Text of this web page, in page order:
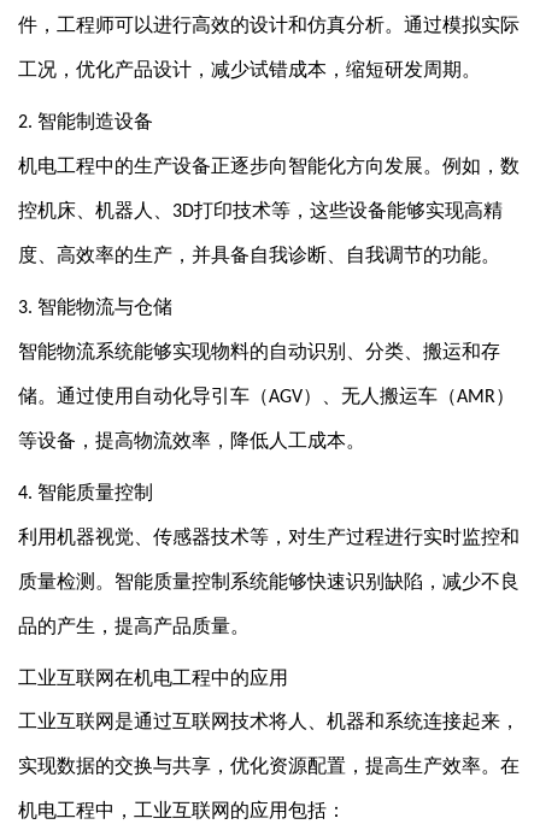
件，工程师可以进行高效的设计和仿真分析。通过模拟实际
工况，优化产品设计，减少试错成本，缩短研发周期。
2. 智能制造设备
机电工程中的生产设备正逐步向智能化方向发展。例如，数
控机床、机器人、 3D打印技术等，这些设备能够实现高精
度、高效率的生产，并具备自我诊断、自我调节的功能。
3. 智能物流与仓储
智能物流系统能够实现物料的自动识别、分类、搬运和存
储。通过使用自动化导引车（AGV）、无人搬运车（AMR）
等设备，提高物流效率，降低人工成本。
4. 智能质量控制
利用机器视觉、传感器技术等，对生产过程进行实时监控和
质量检测。智能质量控制系统能够快速识别缺陷，减少不良
品的产生，提高产品质量。
工业互联网在机电工程中的应用
工业互联网是通过互联网技术将人、机器和系统连接起来，
实现数据的交换与共享，优化资源配置，提高生产效率。在
机电工程中，工业互联网的应用包括：